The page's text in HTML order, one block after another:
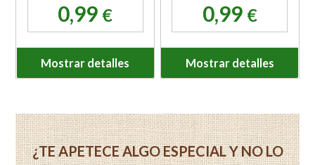
0,99 €
Mostrar detalles
0,99 €
Mostrar detalles
¿TE APETECE ALGO ESPECIAL Y NO LO